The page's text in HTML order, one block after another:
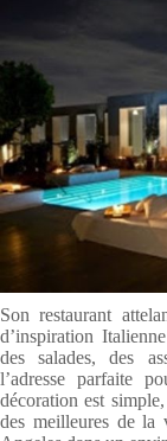
Son restaurant
d’inspiration
des salades, des
l’adresse parfaite
décoration est
des meilleures de